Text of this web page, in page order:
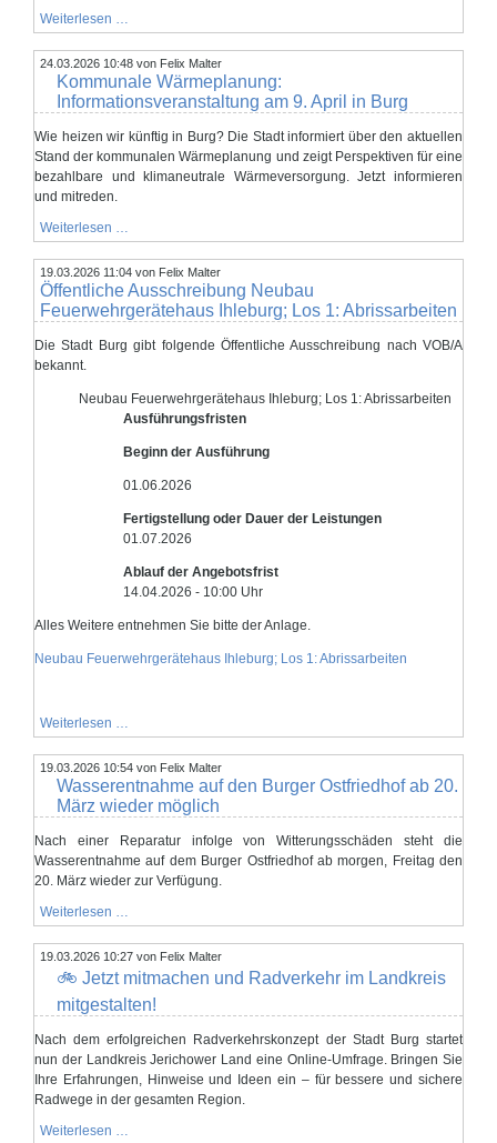
Weiterlesen …
putzt
sich
–
Gemeinsam
für
eine
Stadt
24.03.2026 10:48 von Felix Malter
Kommunale Wärmeplanung:
Informationsveranstaltung am 9. April in Burg
Wie heizen wir künftig in Burg? Die Stadt informiert über den aktuellen
Stand der kommunalen Wärmeplanung und zeigt Perspektiven für eine
bezahlbare und klimaneutrale Wärmeversorgung. Jetzt informieren
und mitreden.
Weiterlesen …
Wärmeplanung:
Informationsveranstaltung
am
9.
April
in
19.03.2026 11:04 von Felix Malter
Öffentliche Ausschreibung Neubau
Feuerwehrgerätehaus Ihleburg; Los 1: Abrissarbeiten
Die Stadt Burg gibt folgende Öffentliche Ausschreibung nach VOB/A
bekannt.
Neubau Feuerwehrgerätehaus Ihleburg; Los 1: Abrissarbeiten
Ausführungsfristen
Beginn der Ausführung
01.06.2026
Fertigstellung oder Dauer der Leistungen
01.07.2026
Ablauf der Angebotsfrist
14.04.2026 - 10:00 Uhr
Alles Weitere entnehmen Sie bitte der Anlage.
Neubau Feuerwehrgerätehaus Ihleburg; Los 1: Abrissarbeiten
Weiterlesen …
Ausschreibung
Neubau
Feuerwehrgerätehaus
Ihleburg;
Los
1:
19.03.2026 10:54 von Felix Malter
Wasserentnahme auf den Burger Ostfriedhof ab 20.
März wieder möglich
Nach einer Reparatur infolge von Witterungsschäden steht die
Wasserentnahme auf dem Burger Ostfriedhof ab morgen, Freitag den
20. März wieder zur Verfügung.
Weiterlesen …
auf
den
Burger
Ostfriedhof
ab
20.
März
wieder
möglich
19.03.2026 10:27 von Felix Malter
🚲 Jetzt mitmachen und Radverkehr im Landkreis
mitgestalten!
Nach dem erfolgreichen Radverkehrskonzept der Stadt Burg startet
nun der Landkreis Jerichower Land eine Online-Umfrage. Bringen Sie
Ihre Erfahrungen, Hinweise und Ideen ein – für bessere und sichere
Radwege in der gesamten Region.
Weiterlesen …